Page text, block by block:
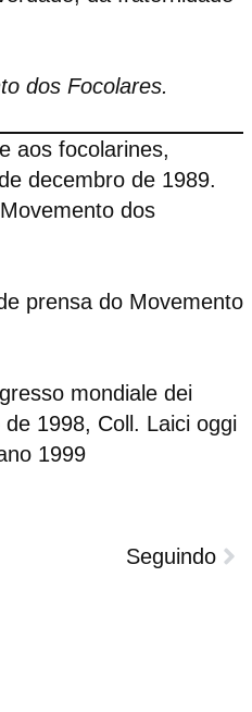
dos Focolares.
aos focolarines,
decembro de 1989.
dos
prensa do Movemento
mondiale dei
1998, Coll. Laici oggi
1999
Seguindo